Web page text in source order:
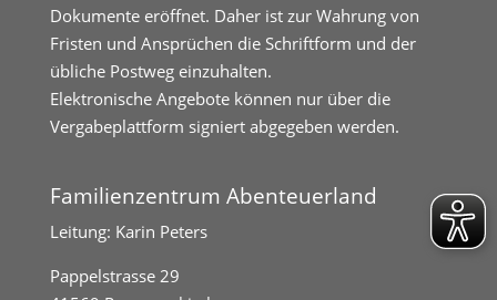
Dokumente eröffnet. Daher ist zur Wahrung von
Fristen und Ansprüchen die Schriftform und der
übliche Postweg einzuhalten.
Elektronische Angebote können nur über die
Vergabeplattform signiert abgegeben werden.
Familienzentrum Abenteuerland
Leitung: Karin Peters
Pappelstrasse 29